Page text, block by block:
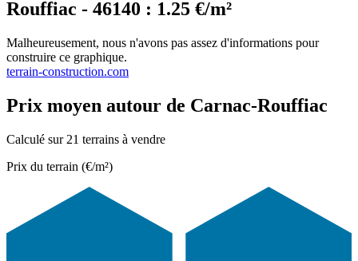
Rouffiac - 46140 : 1.25 €/m²
Malheureusement, nous n'avons pas assez d'informations pour
construire ce graphique.
terrain-construction.com
Prix moyen autour de Carnac-Rouffiac
Calculé sur 21 terrains à vendre
Prix du terrain (€/m²)